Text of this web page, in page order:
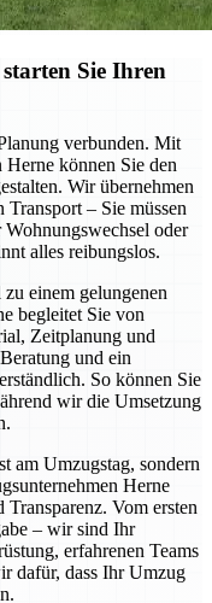
Sie Ihren
verbunden. Mit
Herne können Sie den
Wir übernehmen
– Sie müssen
oder
alles reibungslos.
einem gelungenen
begleitet Sie von
Zeitplanung und
und ein
So können Sie
wir die Umsetzung
am Umzugstag, sondern
Herne
Vom ersten
– wir sind Ihr
erfahrenen Teams
dafür, dass Ihr Umzug